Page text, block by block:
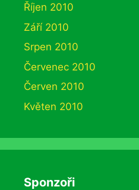
Říjen 2010
Září 2010
Srpen 2010
Červenec 2010
Červen 2010
Květen 2010
Sponzoři